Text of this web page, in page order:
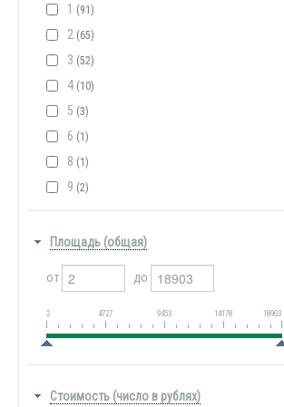
1 (91)
2 (65)
3 (52)
4 (10)
5 (3)
6 (1)
8 (1)
9 (2)
Площадь (общая)
от до
2 4727 9453 14178 18903
Стоимость (число в рублях)